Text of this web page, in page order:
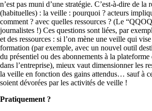
n’est pas muni d’une stratégie. C’est-à-dire de la
(habituelles) : la veille : pourquoi ? acteurs
comment ? avec quelles ressources ? (Le
journalistes !) Ces questions sont liées, par
et des ressources : si l’on mène une veille qui
formation (par exemple, avec un nouvel outil
du présentiel ou des abonnements à la
dans l’entreprise), mieux vaut dimensionner les
la veille en fonction des gains attendus… sauf à
soient dévorées par les activités de veille !
Pratiquement ?